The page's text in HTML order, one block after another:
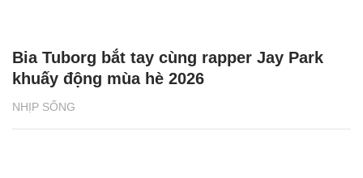
NHỊP SỐNG
Bia Tuborg bắt tay cùng rapper Jay Park
khuấy động mùa hè 2026